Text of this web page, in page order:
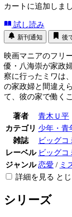
カートに追加しま
試し読み
新刊通知 後
映画マニアのフリ
優・八海崇が家政
察に行ったミワは
の家政婦と間違え
て、彼の家で働く
著者
青木Ｕ平
カテゴリ 少年・青
雑誌
ビッグコ
レーベル ビッグコ
ジャンル 恋愛 / ミ
詳細を見る と
シリーズ